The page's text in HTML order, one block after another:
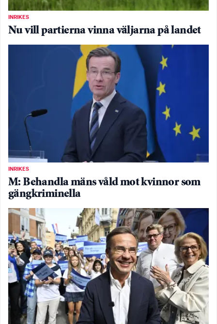
INRIKES
Nu vill partierna vinna väljarna på landet
INRIKES
M: Behandla mäns våld mot kvinnor som
gängkriminella